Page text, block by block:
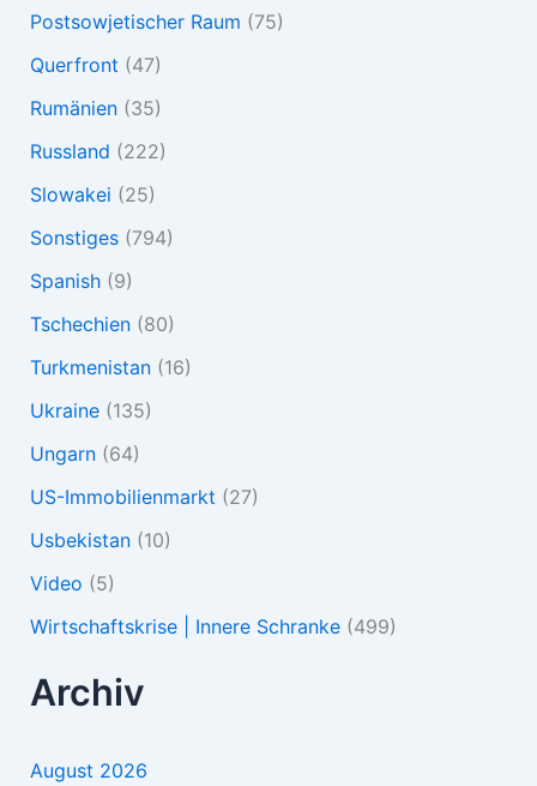
Postsowjetischer Raum (75)
Querfront (47)
Rumänien(35)
Russland (222)
Slowakei (25)
Sonstiges(794)
Spanish(9)
Tschechien(80)
Turkmenistan(16)
Ukraine(135)
Ungarn(64)
US-Immobilienmarkt (27)
Usbekistan(10)
Video (5)
Wirtschaftskrise | Innere Schranke(499)
Archiv
August 2026